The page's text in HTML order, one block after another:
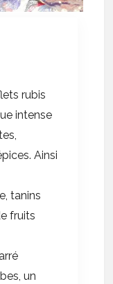
rubis
intense
Ainsi
tanins
fruits
un